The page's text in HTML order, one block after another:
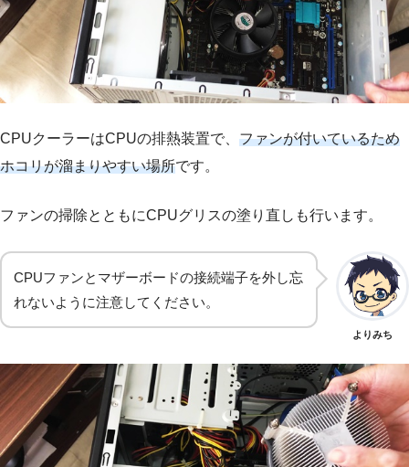
CPUクーラーはCPUの排熱装置で、 ファンが付いているため
ホコリが溜まりやすい場所です。
ファンの掃除とともにCPUグリスの塗り直しも行います。
CPUファンとマザーボードの接続端子を外し忘
れないように注意してください。
よりみち